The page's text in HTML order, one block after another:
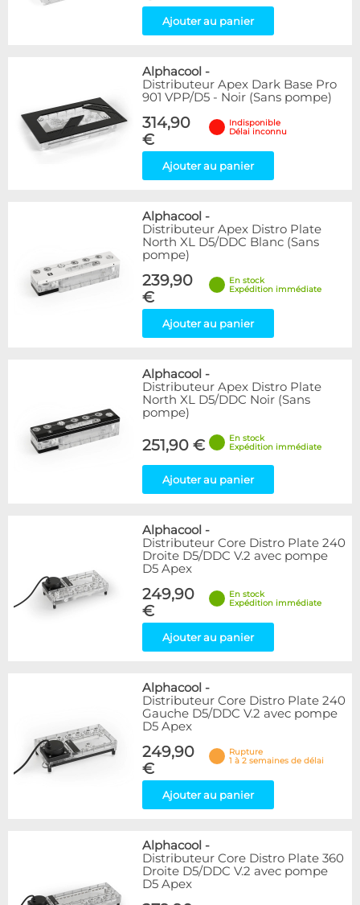
Ajouter au panier
Alphacool -
Distributeur Apex Dark Base Pro
901 VPP/D5 - Noir (Sans pompe)
314,90
€
Indisponible
Délai inconnu
Ajouter au panier
Alphacool -
Distributeur Apex Distro Plate
North XL D5/DDC Blanc (Sans
pompe)
239,90
€
En stock
Expédition immédiate
Ajouter au panier
Alphacool -
Distributeur Apex Distro Plate
North XL D5/DDC Noir (Sans
pompe)
251,90 €
En stock
Expédition immédiate
Ajouter au panier
Alphacool -
Distributeur Core Distro Plate 240
Droite D5/DDC V.2 avec pompe
D5 Apex
249,90
€
En stock
Expédition immédiate
Ajouter au panier
Alphacool -
Distributeur Core Distro Plate 240
Gauche D5/DDC V.2 avec pompe
D5 Apex
249,90
€
Rupture
1 à 2 semaines de délai
Ajouter au panier
Alphacool -
Distributeur Core Distro Plate 360
Droite D5/DDC V.2 avec pompe
D5 Apex